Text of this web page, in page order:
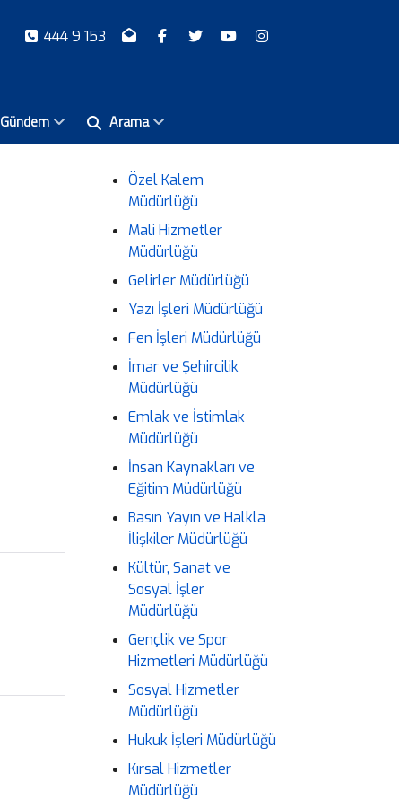
444 9 153
Gündem Arama
Özel Kalem
Müdürlüğü
Mali Hizmetler
Müdürlüğü
Gelirler Müdürlüğü
Yazı İşleri Müdürlüğü
Fen İşleri Müdürlüğü
İmar ve Şehircilik
Müdürlüğü
Emlak ve İstimlak
Müdürlüğü
İnsan Kaynakları ve
Eğitim Müdürlüğü
Basın Yayın ve Halkla
İlişkiler Müdürlüğü
Kültür, Sanat ve
Sosyal İşler
Müdürlüğü
Gençlik ve Spor
Hizmetleri Müdürlüğü
Sosyal Hizmetler
Müdürlüğü
Hukuk İşleri Müdürlüğü
Kırsal Hizmetler
Müdürlüğü